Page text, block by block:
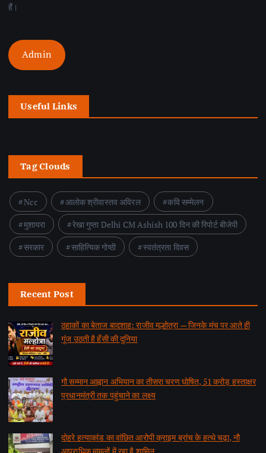
हैं।
Admin
Useful Links
Tag Clouds
Ncc आलोक श्रीवास्तव अविरल
कवि सम्मेलन
मुशायरा
रेखा गुप्ता Delhi CM Ashish 100 दिन की रिपोर्ट बीजेपी
सरकार
साहित्यिक गोष्ठी स्वतंत्रता दिवस
Recent Post
ठहाकों का बेताज बादशाह: राजीव मल्होत्रा — जिनके मंच पर आते ही
गूंज उठती है हँसी की दुनिया
गौ सम्मान आह्वान अभियान का तीसरा चरण घोषित, 51 करोड़ हस्ताक्षर
प्रधानमंत्री तक पहुंचाने का लक्ष्य
दोहरे हत्याकांड का वांछित आरोपी क्राइम ब्रांच के हत्थे चढ़ा, नौ